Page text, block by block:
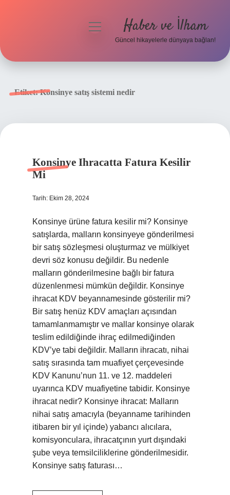
menüyü
Haber ve İlham
Güncel hikayelerle dünyaya bağlan!
Etiket:Konsinye satış sistemi nedir
Konsinye Ihracatta Fatura Kesilir
Mi
Tarih: Ekim 28, 2024
Konsinye ürüne fatura kesilir mi? Konsinye
satışlarda, malların konsinyeye gönderilmesi
bir satış sözleşmesi oluşturmaz ve mülkiyet
devri söz konusu değildir. Bu nedenle
malların gönderilmesine bağlı bir fatura
düzenlenmesi mümkün değildir. Konsinye
ihracat KDV beyannamesinde gösterilir mi?
Bir satış henüz KDV amaçları açısından
tamamlanmamıştır ve mallar konsinye olarak
teslim edildiğinde ihraç edilmediğinden
KDV’ye tabi değildir. Malların ihracatı, nihai
satış sırasında tam muafiyet çerçevesinde
KDV Kanunu’nun 11. ve 12. maddeleri
uyarınca KDV muafiyetine tabidir. Konsinye
ihracat nedir? Konsinye ihracat: Malların
nihai satış amacıyla (beyanname tarihinden
itibaren bir yıl içinde) yabancı alıcılara,
komisyonculara, ihracatçının yurt dışındaki
şube veya temsilciliklerine gönderilmesidir.
Konsinye satış faturası…